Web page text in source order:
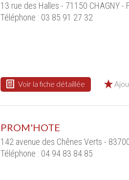
13 rue des Halles - 71150 CHAGNY -
Téléphone : 03 85 91 27 32
Voir la fiche détaillée
PROM'HOTE
142 avenue des Chênes Verts -
Téléphone : 04 94 83 84 85